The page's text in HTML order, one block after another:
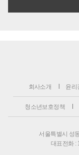
회사소개 윤리
청소년보호정책
서울특별시 성
대표전화 :